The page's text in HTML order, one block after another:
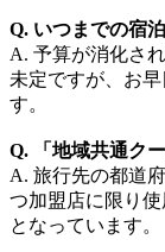
Q. いつまでの宿
A. 予算が消化さ
未定ですが、お
す。
Q. 「地域共通ク
A. 旅行先の都道
つ加盟店に限り
となっています。